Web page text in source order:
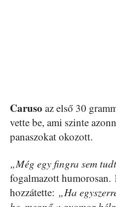
Caruso az első 30
vette be, ami szinte
panaszokat okozott.
„Még egy fingra sem
fogalmazott humorosan.
hozzátette: „Ha